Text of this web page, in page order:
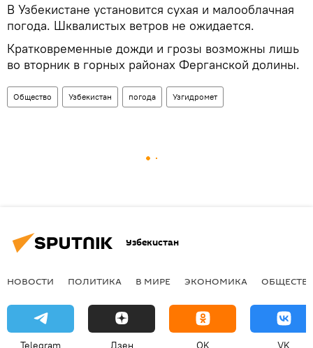
В Узбекистане установится сухая и малооблачная
погода. Шквалистых ветров не ожидается.
Кратковременные дожди и грозы возможны лишь
во вторник в горных районах Ферганской долины.
Общество Узбекистан погода Узгидромет
Узбекистан
НОВОСТИ ПОЛИТИКА В МИРЕ ЭКОНОМИКА
Telegram Дзен OK VK